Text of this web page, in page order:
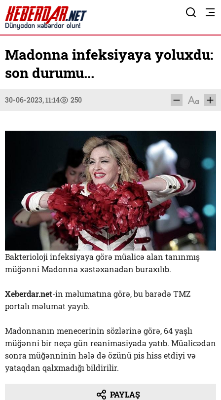
Madonna infeksiyaya yoluxdu:
son durumu...
30-06-2023, 11:14 250
Bakterioloji infeksiyaya görə müalicə alan tanınmış
müğənni Madonna xəstəxanadan buraxılıb.
Xeberdar.net-in məlumatına görə, bu barədə TMZ
portalı məlumat yayıb.
Madonnanın menecerinin sözlərinə görə, 64 yaşlı
müğənni bir neçə gün reanimasiyada yatıb. Müalicədən
sonra müğənninin hələ də özünü pis hiss etdiyi və
yataqdan qalxmadığı bildirilir.
PAYLAŞ